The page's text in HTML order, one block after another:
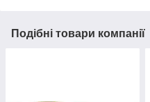
Подібні товари компанії